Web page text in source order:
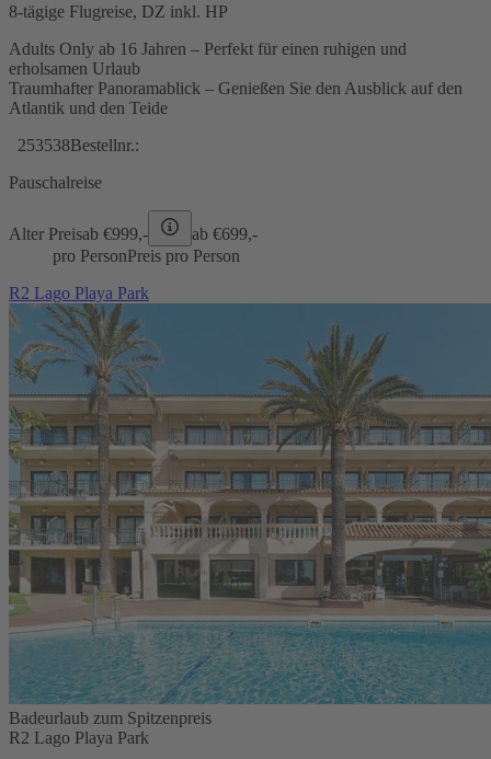
8-tägige Flugreise, DZ inkl. HP
Adults Only ab 16 Jahren – Perfekt für einen ruhigen und
erholsamen Urlaub
Traumhafter Panoramablick – Genießen Sie den Ausblick auf den
Atlantik und den Teide
253538Bestellnr.:
Pauschalreise
Alter Preisab €999,- ab €699,-
pro PersonPreis pro Person
R2 Lago Playa Park
Badeurlaub zum Spitzenpreis
R2 Lago Playa Park